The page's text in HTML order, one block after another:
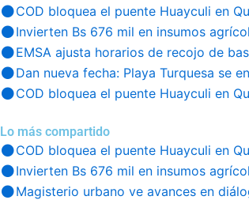
COD bloquea el puente Huayculi en
Invierten Bs 676 mil en insumos
EMSA ajusta horarios de recojo de
Dan nueva fecha: Playa Turquesa se
COD bloquea el puente Huayculi en
Lo más compartido
COD bloquea el puente Huayculi en
Invierten Bs 676 mil en insumos
Magisterio urbano ve avances en